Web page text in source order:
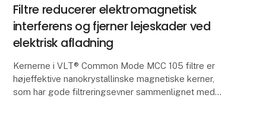
Filtre reducerer elektromagnetisk
interferens og fjerner lejeskader ved
elektrisk afladning
Kernerne i VLT® Common Mode MCC 105 filtre er
højeffektive nanokrystallinske magnetiske kerner,
som har gode filtreringsevner sammenlignet med